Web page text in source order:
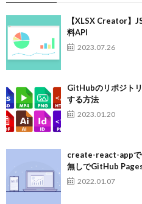
【XLSX Creator】
料API
2023.07.26
GitHubのリポジト
する方法
2023.01.20
create-react-appで
無しでGitHub
2022.01.07